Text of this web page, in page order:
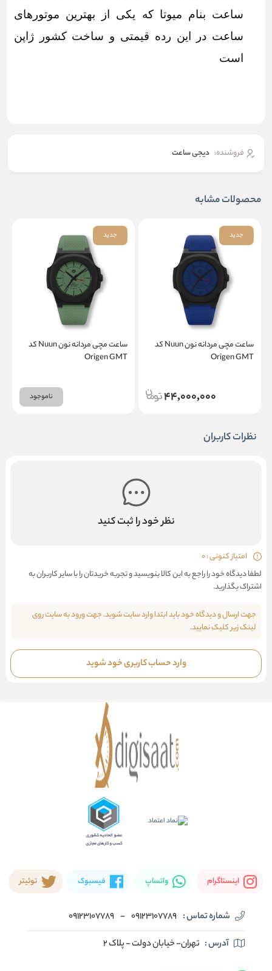
ساعت بنام میوتا که یکی از بهترین موتورهای
ساعت در این رده قیمتی و ساخت کشور ژاپن
است
فروشنده: دیجی ساعت
محصولات مشابه
جدید
ساعت مچی مردانه نون Nuun کد
Origen GMT
44,000,000
جدید
ساعت مچی مردانه نون Nuun کد
Origen GMT
ناموجود
نظرات کاربران
نظر خود را ثبت کنید
امتیاز کنونی : 0
لطفا دیدگاه خود را راجع به این کالا بنویسید و تجربه خریدتان را با سایر کاربران به
اشتراک بگذارید.
جهت ارسال و دیدگاه خود باید ابتدا وارد سایت شوید. جهت ورود به سایت روی
لینک زیر کلیک نمایید.
وارد حساب کاربری خود شوید
اینستاگرام واتساپ فیسبوک توئیتر
شماره تماس : 09123107789
-
09123107789
آدرس : تهران- خیابان دولت - پلاک ۲